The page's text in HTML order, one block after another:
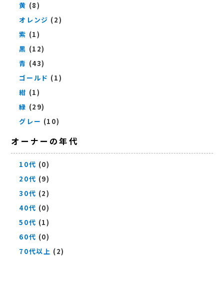
黄 (8)
オレンジ (2)
紫 (1)
黒 (12)
青 (43)
ゴールド (1)
紺 (1)
緑 (29)
グレー (10)
オーナーの年代
10代 (0)
20代 (9)
30代 (2)
40代 (0)
50代 (1)
60代 (0)
70代以上 (2)